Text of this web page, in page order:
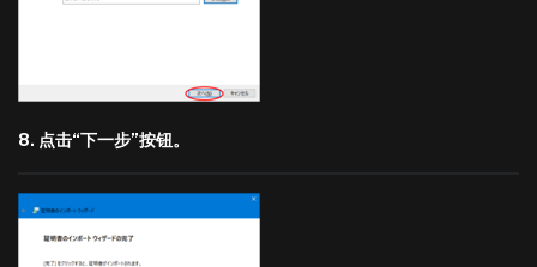
8. 点击“下一步”按钮。